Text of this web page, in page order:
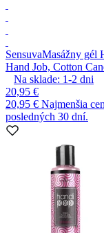
SensuvaMasážny gél
Hand Job, Cotton
Na sklade: 1-2 dni
20,95 €
20,95 € Najmenšia
posledných 30 dní.